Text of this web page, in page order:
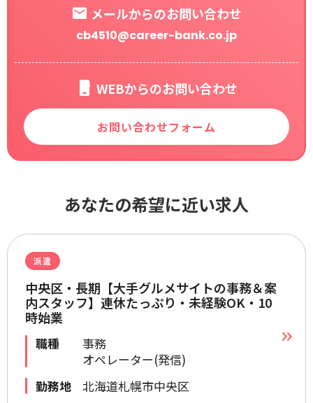
メールからのお問い合わせ
cb4510@career-bank.co.jp
WEBからのお問い合わせ
お問い合わせフォーム
あなたの希望に近い求人
派遣
中央区・長期【大手グルメサイトの事務＆案
内スタッフ】連休たっぷり・未経験OK・10
時始業
職種
事務
オペレーター(発信)
勤務地
北海道札幌市中央区